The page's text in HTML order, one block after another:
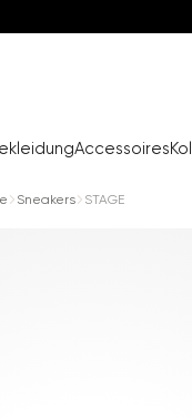
Accessoires
Sneakers STAGE